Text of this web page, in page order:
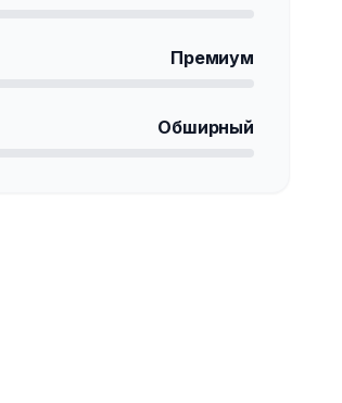
Премиум
Обширный